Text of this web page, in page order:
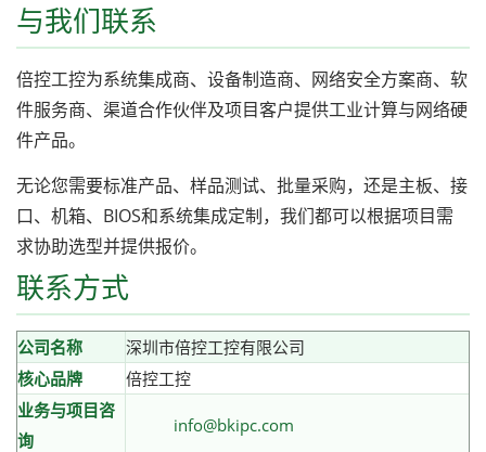
与我们联系
倍控工控为系统集成商、设备制造商、网络安全方案商、软
件服务商、渠道合作伙伴及项目客户提供工业计算与网络硬
件产品。
无论您需要标准产品、样品测试、批量采购，还是主板、接
口、机箱、BIOS和系统集成定制，我们都可以根据项目需
求协助选型并提供报价。
联系方式
公司名称
深圳市倍控工控有限公司
核心品牌
倍控工控
业务与项目咨
询
info@bkipc.com